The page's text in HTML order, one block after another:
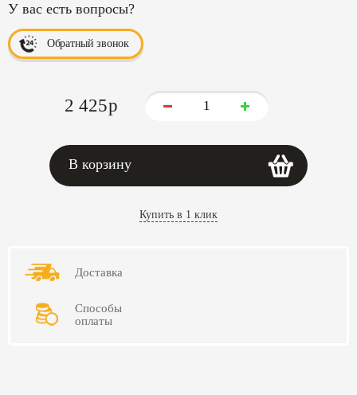
У вас есть вопросы?
Обратный звонок
2 425p
В корзину
Купить в 1 клик
Доставка
Способы
оплаты